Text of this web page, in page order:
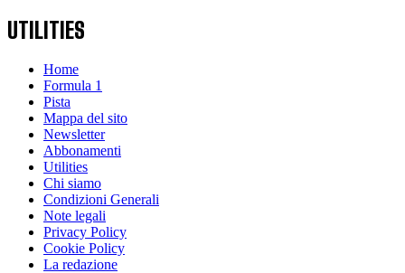
UTILITIES
Home
Formula 1
Pista
Mappa del sito
Newsletter
Abbonamenti
Utilities
Chi siamo
Condizioni Generali
Note legali
Privacy Policy
Cookie Policy
La redazione